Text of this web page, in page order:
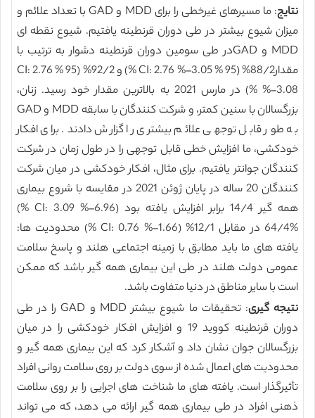
نتایج
: ما مسیرهای غیرخطی را برای MDD و GAD با تعداد علائم و
میزان شیوع بیشتر در طی دوران قرنطینه یافتیم. شیوع نقطه ای
MDD و GADدر طی سومین دوران قرنطینه دشوار به ترتیب با
مقدار88/2% (95 % CI: 2.76 %–3.05 %) و 92/2% (95 % CI: 2.76
%–3.08 %) در مارس 2021 به بالاترین مقدار خود رسید. زنان،
بزرگسالان با سنین کمتر، و شرکت کنندگان با سابقه MDD و GAD
به طور قابل توجهی علائم بیشتری را گزارش دادند. برای افکار
خودکشی، ما افزایش خطی قابل توجهی را در طول زمان در شرکت
کنندگان جوانتر یافتیم. برای مثال، افکار خودکشی در میان شرکت
کنندگان 20 ساله در پایان ژوئن 2021 در مقایسه با شروع بیماری
همه گیر 14/4 برابر افزایش یافته بود (CI: 3.09 %–6.96 %)
64/4% در مقابل 12/1% (CI: 0.76 %–1.66 %) محدودیت ها:
یافته های ما باید مطابق با زمینه اجتماعی هلند و پاسخ سلامت
عمومی دولت هلند در طی این بیماری همه گیر باشد که ممکن
است با سایر مناطق در دنیا متفاوت باشد.
نتیجه گیری
: تحقیقات ما شیوع بیشتر MDD و GAD را در طی
دوران قرنطینه کووید 19 و افزایش افکار خودکشی را در میان
بزرگسالان جوان نشان داد و آشکار کرد که این بیماری همه گیر و
محدودیت های اعمال شده از سوی دولت بر روی سلامت روانی افراد
تأثیرگذار است. یافته های ما شناخت های اجرایی را بر روی سلامت
ذهنی افراد در طی بیماری همه گیر ارائه می دهد، که می تواند